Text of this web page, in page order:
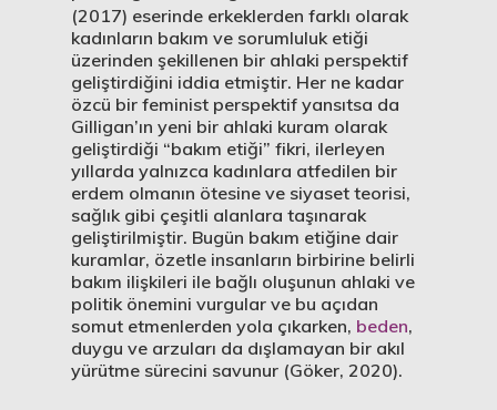
(2017) eserinde erkeklerden farklı olarak
kadınların bakım ve sorumluluk etiği
üzerinden şekillenen bir ahlaki perspektif
geliştirdiğini iddia etmiştir. Her ne kadar
özcü bir feminist perspektif yansıtsa da
Gilligan’ın yeni bir ahlaki kuram olarak
geliştirdiği “bakım etiği” fikri, ilerleyen
yıllarda yalnızca kadınlara atfedilen bir
erdem olmanın ötesine ve siyaset teorisi,
sağlık gibi çeşitli alanlara taşınarak
geliştirilmiştir. Bugün bakım etiğine dair
kuramlar, özetle insanların birbirine belirli
bakım ilişkileri ile bağlı oluşunun ahlaki ve
politik önemini vurgular ve bu açıdan
somut etmenlerden yola çıkarken, beden,
duygu ve arzuları da dışlamayan bir akıl
yürütme sürecini savunur (Göker, 2020).